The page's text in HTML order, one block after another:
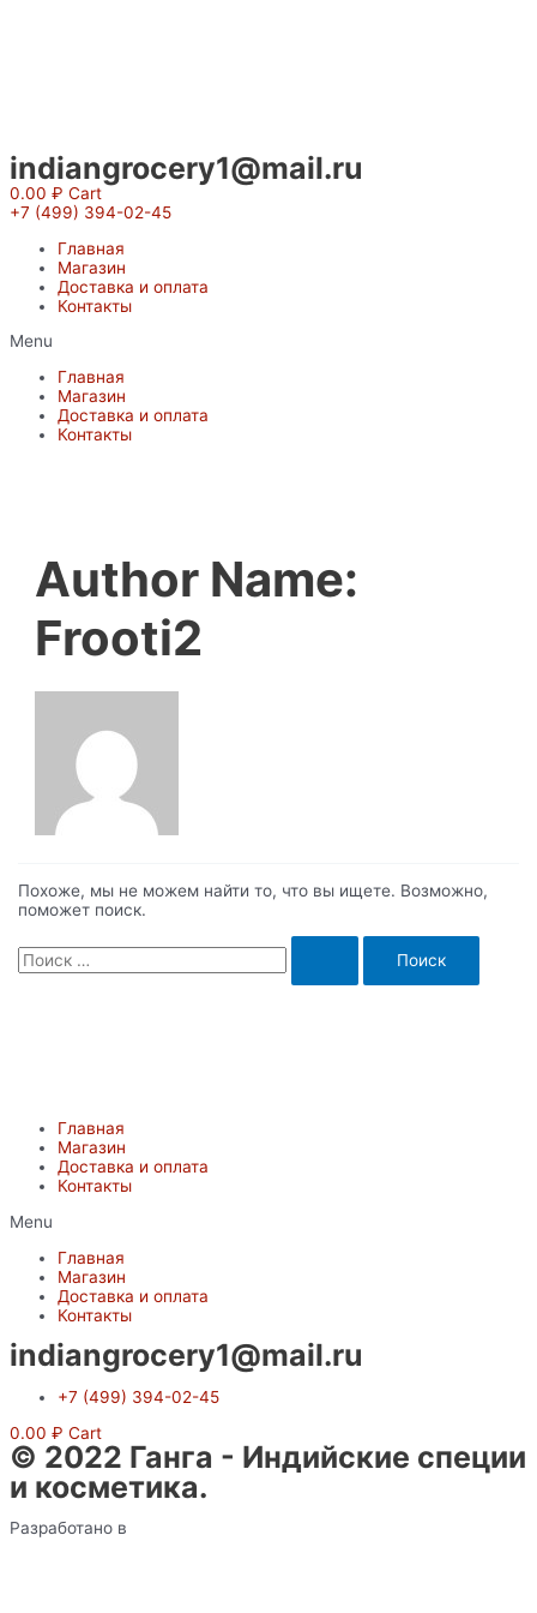
indiangrocery1@mail.ru
0.00 ₽ Cart
+7 (499) 394-02-45
Главная
Магазин
Доставка и оплата
Контакты
Menu
Главная
Магазин
Доставка и оплата
Контакты
Author Name:
Frooti2
Похоже, мы не можем найти то, что вы ищете. Возможно,
поможет поиск.
Search
for:
Главная
Магазин
Доставка и оплата
Контакты
Menu
Главная
Магазин
Доставка и оплата
Контакты
indiangrocery1@mail.ru
+7 (499) 394-02-45
0.00 ₽ Cart
© 2022 Ганга - Индийские специи
и косметика.
Разработано в